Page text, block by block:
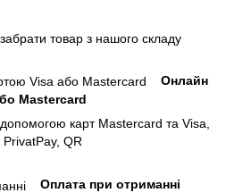
товар з нашого складу
Онлайн
Mastercard
карт Mastercard та Visa,
QR
Оплата при отриманні